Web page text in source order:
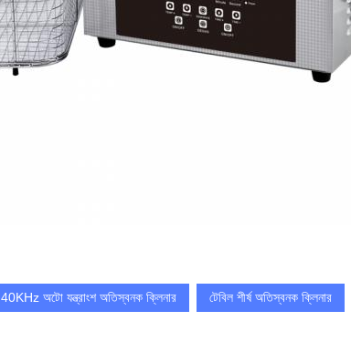
40KHz অটো যন্ত্রাংশ অতিস্বনক ক্লিনার টেবিল শীর্ষ অতিস্বনক ক্লিনার